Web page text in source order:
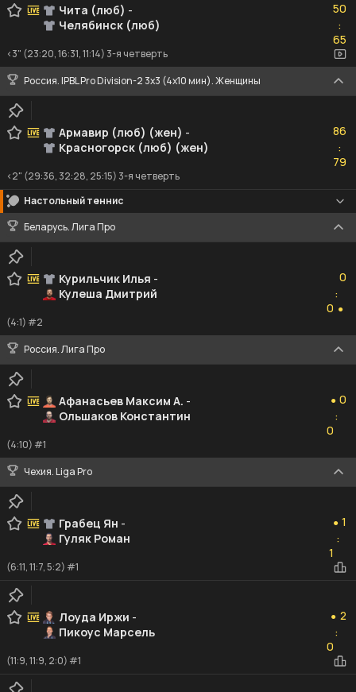
Чита (люб) -
Челябинск (люб)
50
:65
65
<3" (23:20, 16:31, 11:14) 3-я четверть
Россия. IPBL Pro Division-2 3x3 (4x10 мин). Женщины
Армавир (люб) (жен) -
Красногорск (люб) (жен)
86
:79
79
<2" (29:36, 32:28, 25:15) 3-я четверть
Настольный теннис
Беларусь. Лига Про
Курильчик Илья -
Кулеша Дмитрий
0
:
0 ●
(4:1) #2
Россия. Лига Про
Афанасьев Максим А. -
Ольшаков Константин
● 0
:
0
(4:10) #1
Чехия. Liga Pro
Грабец Ян -
Гуляк Роман
● 1
:
1
(6:11, 11:7, 5:2) #1
Лоуда Иржи -
Пикоус Марсель
● 2
:
0
(11:9, 11:9, 2:0) #1